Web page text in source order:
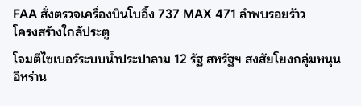
FAA สั่งตรวจเครื่องบินโบอิ้ง 737 MAX 471 ลำพบรอยร้าว
โครงสร้างใกล้ประตู
โจมตีไซเบอร์ระบบน้ำประปาลาม 12 รัฐ สหรัฐฯ สงสัยโยงกลุ่มหนุน
อิหร่าน